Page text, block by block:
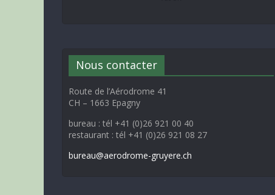
Nous contacter
Route de l’Aérodrome 41
CH – 1663 Epagny
bureau : tél +41 (0)26 921 00 40
restaurant : tél +41 (0)26 921 08 27
bureau@aerodrome-gruyere.ch